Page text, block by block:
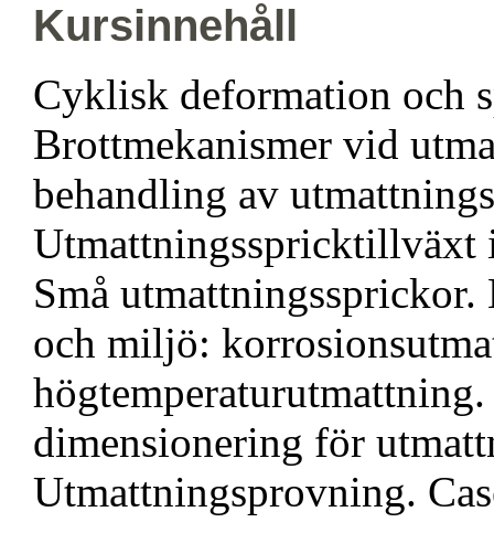
Kursinnehåll
Cyklisk deformation och
Brottmekanismer vid
behandling av
Utmattningsspricktillväxt
Små
och miljö:
dimensionering för
Utmattningsprovning.